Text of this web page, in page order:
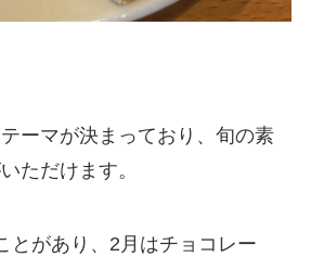
ーマが決まっており、旬の素
ただけます。
とがあり、2月はチョコレー